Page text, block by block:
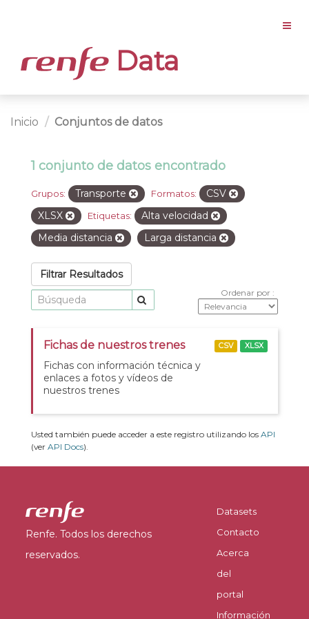
Data
Inicio Conjuntos de datos
1 conjunto de datos encontrado
Grupos: Transporte Formatos:
CSV
XLSX
Etiquetas:
Alta velocidad
Media distancia
Larga distancia
Filtrar Resultados
Ordenar por
Fichas de nuestros trenes
Fichas con información técnica y
enlaces a fotos y vídeos de
nuestros trenes
CSV XLSX
Usted también puede acceder a este registro utilizando los API
(ver API Docs).
Renfe. Todos los derechos
reservados.
Datasets
Contacto
Acerca
del
portal
Información